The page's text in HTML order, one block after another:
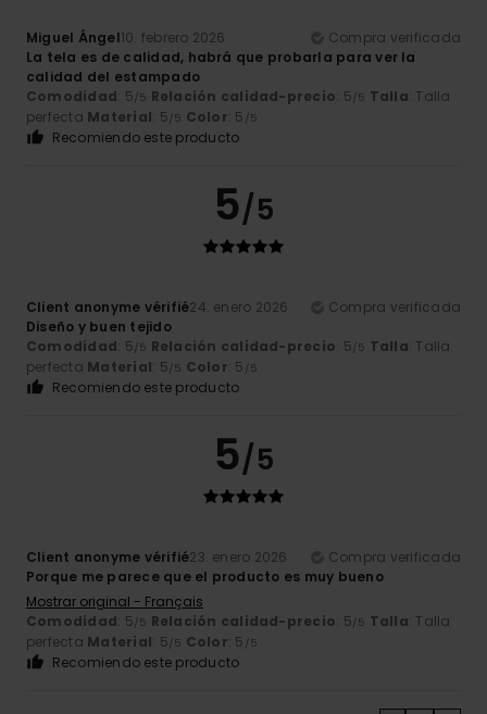
Miguel Ángel10. febrero 2026
Compra verificada
La tela es de calidad, habrá que probarla para ver la
calidad del estampado
Comodidad: 5/5 Relación calidad-precio: 5/5 Talla: Talla
perfecta Material: 5/5 Color: 5 /5
Recomiendo este producto
5/5
Client anonyme vérifié24. enero 2026
Compra verificada
Diseño y buen tejido
Comodidad: 5/5 Relación calidad-precio: 5/5 Talla: Talla
perfecta Material: 5/5 Color: 5 /5
Recomiendo este producto
5/5
Client anonyme vérifié23. enero 2026
Compra verificada
Porque me parece que el producto es muy bueno
Mostrar original - Français
Comodidad: 5/5 Relación calidad-precio: 5/5 Talla: Talla
perfecta Material: 5/5 Color: 5 /5
Recomiendo este producto